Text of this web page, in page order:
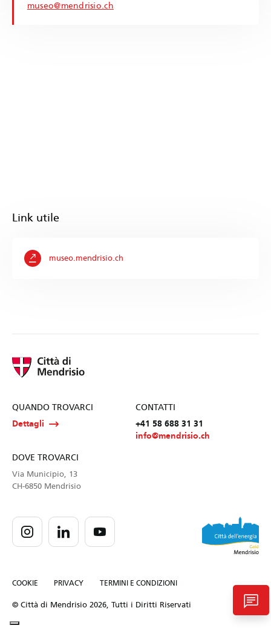
museo@mendrisio.ch
Link utile
museo.mendrisio.ch
QUANDO TROVARCI
Dettagli
CONTATTI
+41 58 688 31 31
info@mendrisio.ch
DOVE TROVARCI
Via Municipio, 13
CH-6850 Mendrisio
COOKIE PRIVACY TERMINI E CONDIZIONI
© Città di Mendrisio 2026, Tutti i Diritti Riservati chat